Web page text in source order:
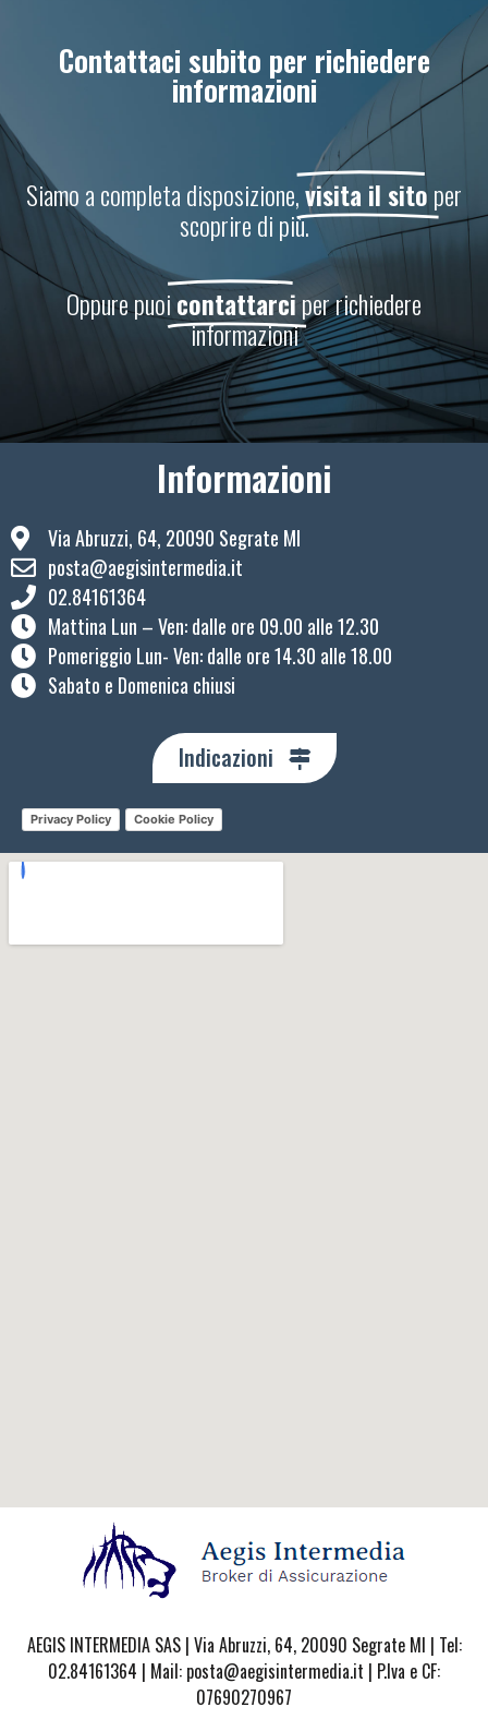
Contattaci subito per richiedere
informazioni
Siamo a completa disposizione,visita il sitoper
scoprire di più.
Oppure puoicontattarciper richiedere
informazioni
Informazioni
Via Abruzzi, 64, 20090 Segrate MI
posta@aegisintermedia.it
02.84161364
Mattina Lun – Ven: ​dalle ore 09.00 alle 12.30
Pomeriggio Lun- Ven: dalle ore 14.30 alle 18.00
Sabato e Domenica chiusi
Indicazioni
Privacy Policy Cookie Policy
AEGIS INTERMEDIA SAS | Via Abruzzi, 64, 20090 Segrate MI | Tel:
02.84161364 | Mail: posta@aegisintermedia.it | P.Iva e CF:
07690270967